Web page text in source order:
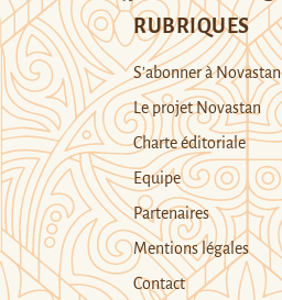
RUBRIQUES
S’abonner à Novastan
Le projet Novastan
Charte éditoriale
Equipe
Partenaires
Mentions légales
Contact